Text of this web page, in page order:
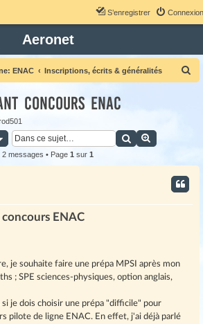
Connexion
S’enregistrer
Aeronet
ENAC Inscriptions, écrits & généralités
e
concours ENAC
Rechercher
2 messages • Page 1 sur 1
ENAC
je souhaite faire une prépa MPSI après mon
; SPE sciences-physiques, option anglais,
si je dois choisir une prépa "difficile" pour
pilote de ligne ENAC. En effet, j'ai déjà parlé